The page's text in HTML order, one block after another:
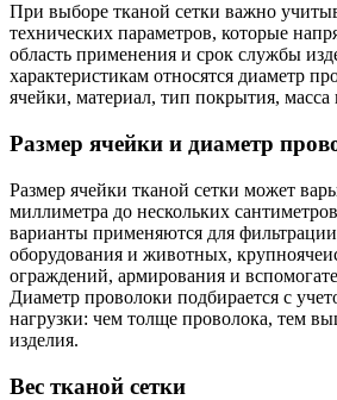
При выборе тканой сетки важно
технических параметров, которые
область применения и срок службы
характеристикам относятся диаметр
ячейки, материал, тип покрытия,
Размер ячейки и диаметр
Размер ячейки тканой сетки может
миллиметра до нескольких
варианты применяются для
оборудования и животных,
ограждений, армирования и
Диаметр проволоки подбирается с
нагрузки: чем толще проволока, тем
изделия.
Вес тканой сетки